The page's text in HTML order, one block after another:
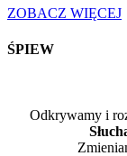
ZOBACZ WIĘCEJ
ŚPIEW
Odkrywamy i